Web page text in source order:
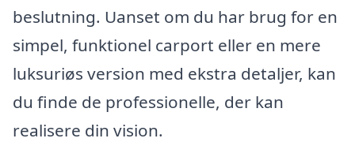
beslutning. Uanset om du har brug for en
simpel, funktionel carport eller en mere
luksuriøs version med ekstra detaljer, kan
du finde de professionelle, der kan
realisere din vision.